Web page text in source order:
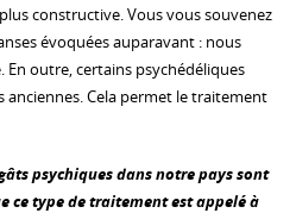
constructive. Vous vous souvenez
évoquées auparavant : nous
En outre, certains psychédéliques
anciennes. Cela permet le traitement
psychiques dans notre pays sont
ce type de traitement est appelé à